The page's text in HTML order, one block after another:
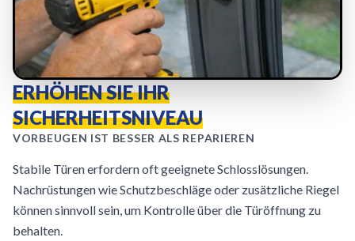
ERHÖHEN SIE IHR
SICHERHEITSNIVEAU
VORBEUGEN IST BESSER ALS REPARIEREN
Stabile Türen erfordern oft geeignete Schlosslösungen.
Nachrüstungen wie Schutzbeschläge oder zusätzliche Riegel
können sinnvoll sein, um Kontrolle über die Türöffnung zu
behalten.